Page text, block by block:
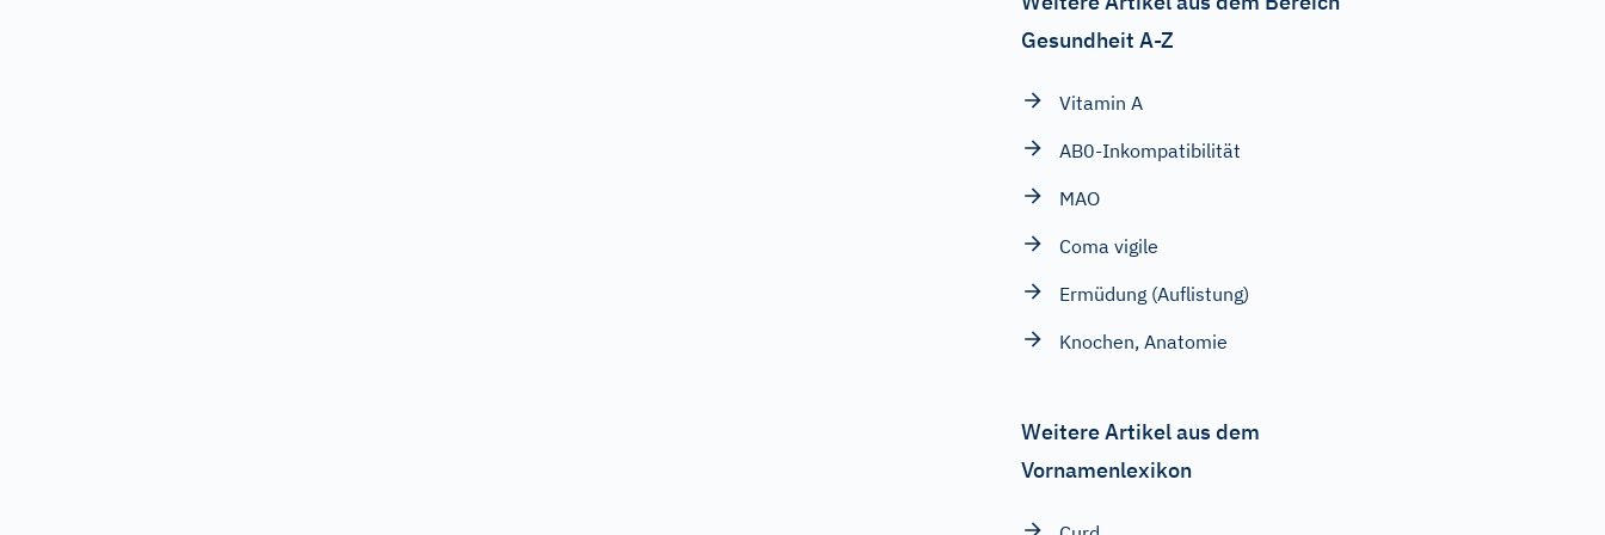
Gesundheit A-Z
Vitamin A
AB0-Inkompatibilität
MAO
Coma vigile
Ermüdung (Auflistung)
Knochen, Anatomie
Weitere Artikel aus dem
Vornamenlexikon